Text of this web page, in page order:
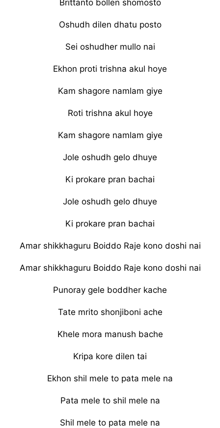
Brittanto bollen shomosto
Oshudh dilen dhatu posto
Sei oshudher mullo nai
Ekhon proti trishna akul hoye
Kam shagore namlam giye
Roti trishna akul hoye
Kam shagore namlam giye
Jole oshudh gelo dhuye
Ki prokare pran bachai
Jole oshudh gelo dhuye
Ki prokare pran bachai
Amar shikkhaguru Boiddo Raje kono doshi nai
Amar shikkhaguru Boiddo Raje kono doshi nai
Punoray gele boddher kache
Tate mrito shonjiboni ache
Khele mora manush bache
Kripa kore dilen tai
Ekhon shil mele to pata mele na
Pata mele to shil mele na
Shil mele to pata mele na